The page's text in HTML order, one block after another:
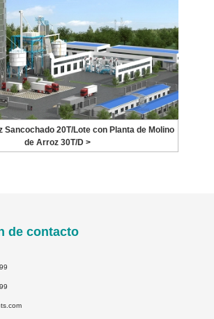
Sancochado 20T/Lote con Planta de Molino
de Arroz 30T/D >
de contacto